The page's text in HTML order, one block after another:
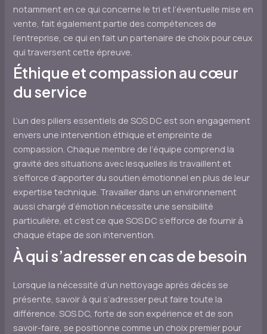
notamment en ce qui concerne le tri et l’éventuelle mise en
vente, fait également partie des compétences de
l’entreprise, ce qui en fait un partenaire de choix pour ceux
qui traversent cette épreuve.
Éthique et compassion au cœur
du service
L’un des piliers essentiels de SOS DC est son engagement
envers une intervention éthique et empreinte de
compassion. Chaque membre de l’équipe comprend la
gravité des situations avec lesquelles ils travaillent et
s’efforce d’apporter du soutien émotionnel en plus de leur
expertise technique. Travailler dans un environnement
aussi chargé d’émotion nécessite une sensibilité
particulière, et c’est ce que SOS DC s’efforce de fournir à
chaque étape de son intervention.
À qui s’adresser en cas de besoin
Lorsque la nécessité d’un nettoyage après décès se
présente, savoir à qui s’adresser peut faire toute la
différence. SOS DC, forte de son expérience et de son
savoir-faire, se positionne comme un choix premier pour